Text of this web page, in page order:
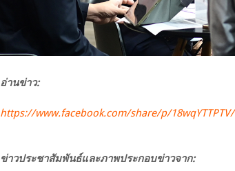
อ่านข่าว:
https://www.facebook.com/share/p/18wqYTTPTV/
ข่าวประชาสัมพันธ์และภาพประกอบข่าวจาก: